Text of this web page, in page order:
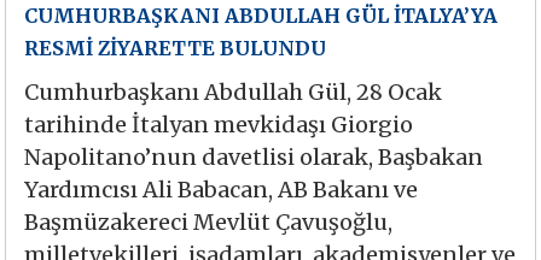
CUMHURBAŞKANI ABDULLAH GÜL İTALYA’YA
RESMİ ZİYARETTE BULUNDU
Cumhurbaşkanı Abdullah Gül, 28 Ocak
tarihinde İtalyan mevkidaşı Giorgio
Napolitano’nun davetlisi olarak, Başbakan
Yardımcısı Ali Babacan, AB Bakanı ve
Başmüzakereci Mevlüt Çavuşoğlu,